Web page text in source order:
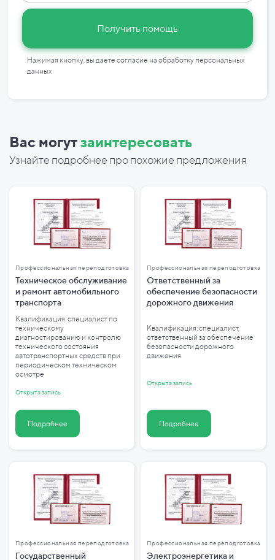
Получить помощь
Нажимая кнопку, вы даете согласие на обработку персональных
данных
Вас могутзаинтересовать
Узнайте подробнее про похожие предложения
Профессиональная переподготовка
Техническое обслуживание
и ремонт автомобильного
транспорта
Квалификация: специалист по
техническому
диагностированию и контролю
технического состояния
автотранспортных средств при
периодическом техническом
осмотре
Открыта запись
Подробнее
Профессиональная переподготовка
Ответственный за
обеспечение безопасности
дорожного движения
Квалификация: специалист,
ответственный за обеспечение
безопасности дорожного
движения
Открыта запись
Подробнее
Профессиональная переподготовка
Государственный
Профессиональная переподготовка
Электроэнергетика и